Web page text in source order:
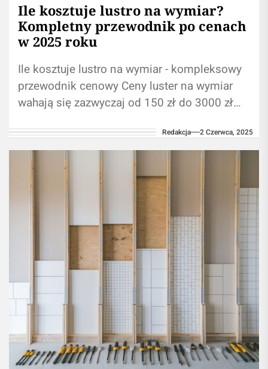
Ile kosztuje lustro na wymiar?
Kompletny przewodnik po cenach
w 2025 roku
Ile kosztuje lustro na wymiar - kompleksowy
przewodnik cenowy Ceny luster na wymiar
wahają się zazwyczaj od 150 zł do 3000 zł
Redakcja 2 Czerwca, 2025